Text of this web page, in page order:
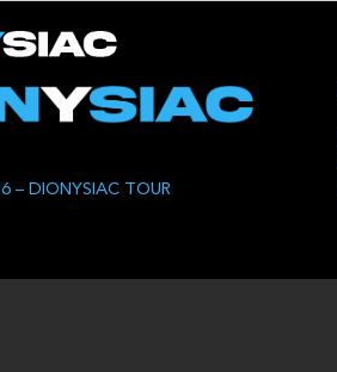
– DIONYSIAC TOUR